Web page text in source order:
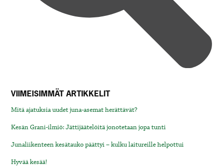
VIIMEISIMMÄT ARTIKKELIT
Mitä ajatuksia uudet juna-asemat herättävät?
Kesän Grani-ilmiö: Jättijäätelöitä jonotetaan jopa tunti
Junaliikenteen kesätauko päättyi – kulku laitureille helpottui
Hyvää kesää!